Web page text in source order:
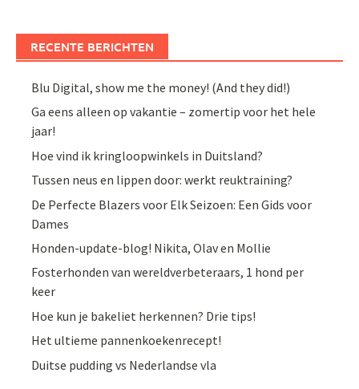
RECENTE BERICHTEN
Blu Digital, show me the money! (And they did!)
Ga eens alleen op vakantie – zomertip voor het hele
jaar!
Hoe vind ik kringloopwinkels in Duitsland?
Tussen neus en lippen door: werkt reuktraining?
De Perfecte Blazers voor Elk Seizoen: Een Gids voor
Dames
Honden-update-blog! Nikita, Olav en Mollie
Fosterhonden van wereldverbeteraars, 1 hond per
keer
Hoe kun je bakeliet herkennen? Drie tips!
Het ultieme pannenkoekenrecept!
Duitse pudding vs Nederlandse vla